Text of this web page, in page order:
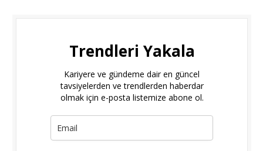
Trendleri Yakala
Kariyere ve gündeme dair en güncel
tavsiyelerden ve trendlerden haberdar
olmak için e-posta listemize abone ol.